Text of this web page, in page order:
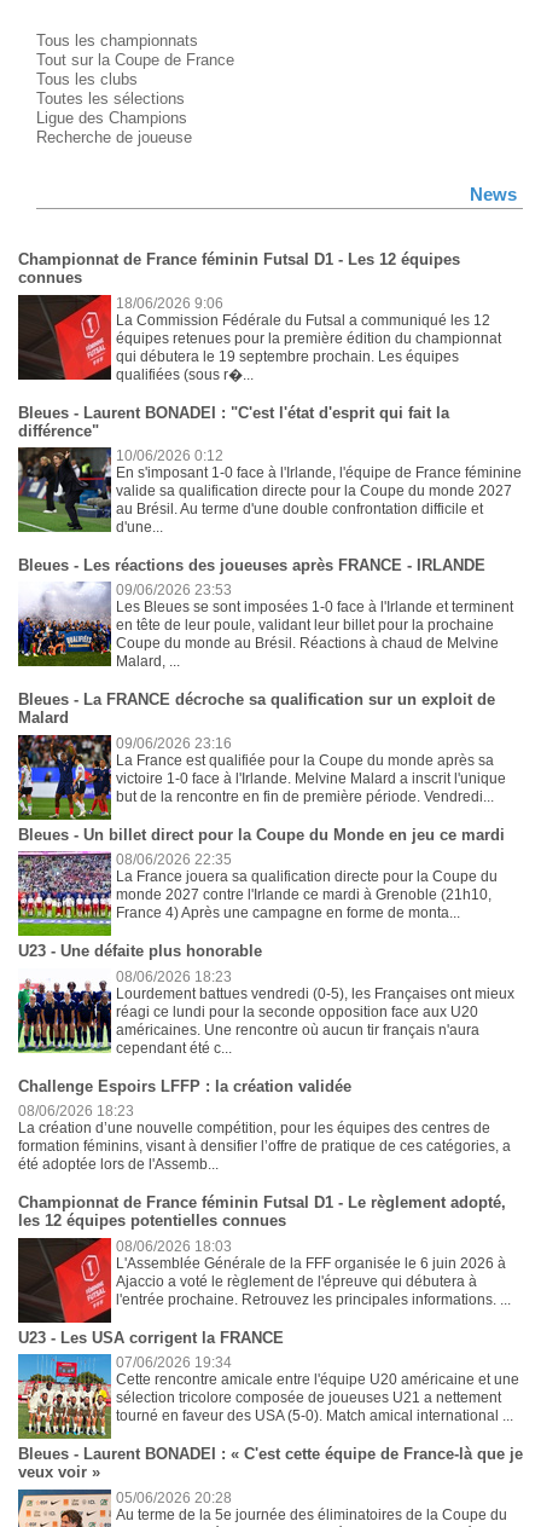
Tous les championnats
Tout sur la Coupe de France
Tous les clubs
Toutes les sélections
Ligue des Champions
Recherche de joueuse
News
Championnat de France féminin Futsal D1 - Les 12 équipes
connues
18/06/2026 9:06
La Commission Fédérale du Futsal a communiqué les 12
équipes retenues pour la première édition du championnat
qui débutera le 19 septembre prochain. Les équipes
qualifiées (sous r�...
Bleues - Laurent BONADEI : "C'est l'état d'esprit qui fait la
différence"
10/06/2026 0:12
En s'imposant 1-0 face à l'Irlande, l'équipe de France féminine
valide sa qualification directe pour la Coupe du monde 2027
au Brésil. Au terme d'une double confrontation difficile et
d'une...
Bleues - Les réactions des joueuses après FRANCE - IRLANDE
09/06/2026 23:53
Les Bleues se sont imposées 1-0 face à l'Irlande et terminent
en tête de leur poule, validant leur billet pour la prochaine
Coupe du monde au Brésil. Réactions à chaud de Melvine
Malard, ...
Bleues - La FRANCE décroche sa qualification sur un exploit de
Malard
09/06/2026 23:16
La France est qualifiée pour la Coupe du monde après sa
victoire 1-0 face à l'Irlande. Melvine Malard a inscrit l'unique
but de la rencontre en fin de première période. Vendredi...
Bleues - Un billet direct pour la Coupe du Monde en jeu ce mardi
08/06/2026 22:35
La France jouera sa qualification directe pour la Coupe du
monde 2027 contre l'Irlande ce mardi à Grenoble (21h10,
France 4) Après une campagne en forme de monta...
U23 - Une défaite plus honorable
08/06/2026 18:23
Lourdement battues vendredi (0-5), les Françaises ont mieux
réagi ce lundi pour la seconde opposition face aux U20
américaines. Une rencontre où aucun tir français n'aura
cependant été c...
Challenge Espoirs LFFP : la création validée
08/06/2026 18:23
La création d’une nouvelle compétition, pour les équipes des centres de
formation féminins, visant à densifier l’offre de pratique de ces catégories, a
été adoptée lors de l'Assemb...
Championnat de France féminin Futsal D1 - Le règlement adopté,
les 12 équipes potentielles connues
08/06/2026 18:03
L'Assemblée Générale de la FFF organisée le 6 juin 2026 à
Ajaccio a voté le règlement de l'épreuve qui débutera à
l'entrée prochaine. Retrouvez les principales informations. ...
U23 - Les USA corrigent la FRANCE
07/06/2026 19:34
Cette rencontre amicale entre l'équipe U20 américaine et une
sélection tricolore composée de joueuses U21 a nettement
tourné en faveur des USA (5-0). Match amical international ...
Bleues - Laurent BONADEI : « C'est cette équipe de France-là que je
veux voir »
05/06/2026 20:28
Au terme de la 5e journée des éliminatoires de la Coupe du